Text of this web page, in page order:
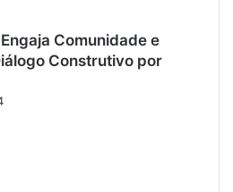
Comunidade e
Construtivo por